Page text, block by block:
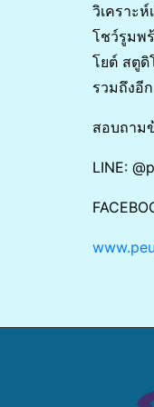
วิเคราะ
โชว์รูมพ
โยต์ สตูดิ
รวมถึงอี
สอบถาม
LINE: